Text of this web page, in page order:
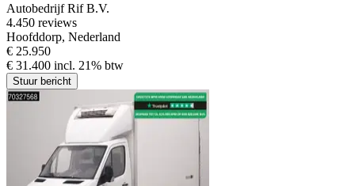
Autobedrijf Rif B.V.
4.450 reviews
Hoofddorp, Nederland
€ 25.950
€ 31.400 incl. 21% btw
Stuur bericht